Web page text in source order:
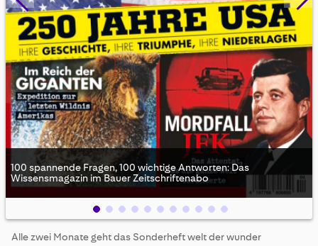
100 spannende Fragen, 100 wichtige Antworten: Das
Wissensmagazin im Bauer Zeitschriftenabo
toAlle zwei Monate geht das Sonderheft welt der wunder